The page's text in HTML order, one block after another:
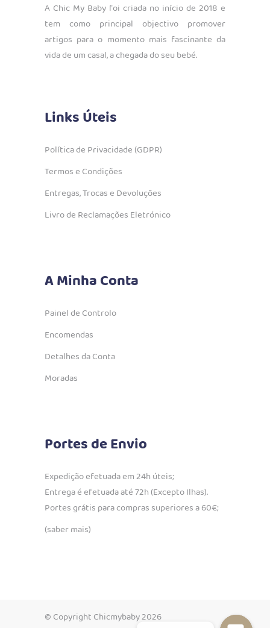
A Chic My Baby foi criada no início de 2018 e
tem como principal objectivo promover
artigos para o momento mais fascinante da
vida de um casal, a chegada do seu bebé.
Links Úteis
Política de Privacidade (GDPR)
Termos e Condições
Entregas, Trocas e Devoluções
Livro de Reclamações Eletrónico
A Minha Conta
Painel de Controlo
Encomendas
Detalhes da Conta
Moradas
Portes de Envio
Expedição efetuada em 24h úteis;
Entrega é efetuada até 72h (Excepto Ilhas).
Portes grátis para compras superiores a 60€;
(saber mais)
© Copyright Chicmybaby 2026